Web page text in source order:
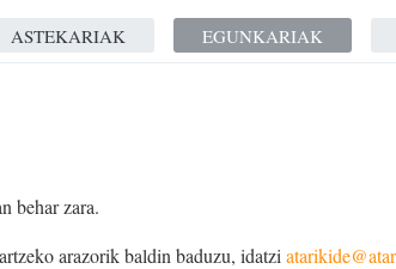
ASTEKARIAK EGUNKARIAK
behar zara.
arazorik baldin baduzu, idatzi